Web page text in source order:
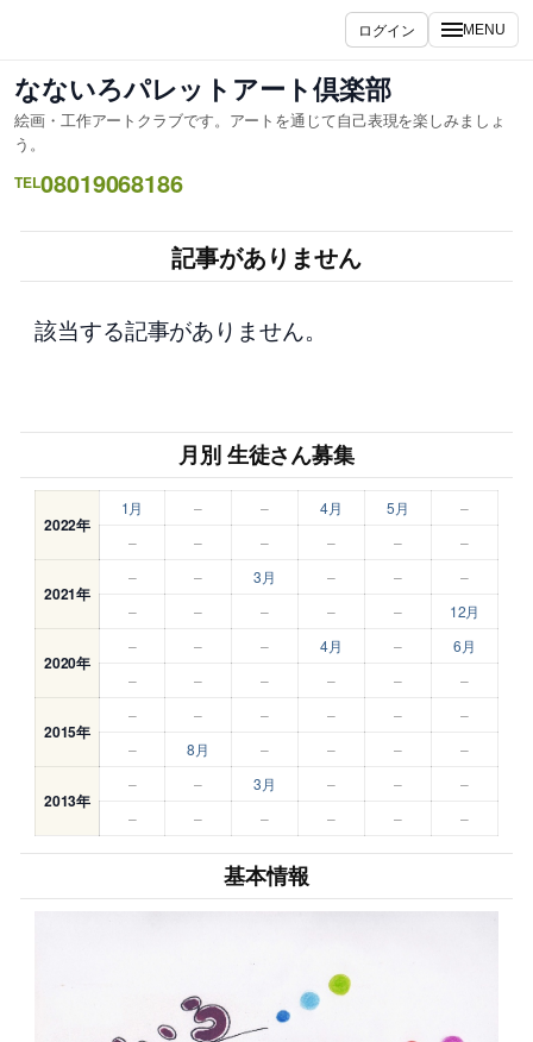
ス
キ
プ
ログイン MENU
なないろパレットアート倶楽部
絵画・工作アートクラブです。アートを通じて自己表現を楽しみましょ
う。
TEL08019068186
記事がありません
該当する記事がありません。
月別 生徒さん募集
2022年
1月 – – 4月 5月
–
–
– – – – –
2021年
– – 3月 – –
–
–
– – – – 12月
2020年
– – – 4月 –
6月
–
– – – – –
2015年
– – – – –
–
–
8月 – – – –
2013年
– – 3月 – –
–
–
– – – – –
基本情報